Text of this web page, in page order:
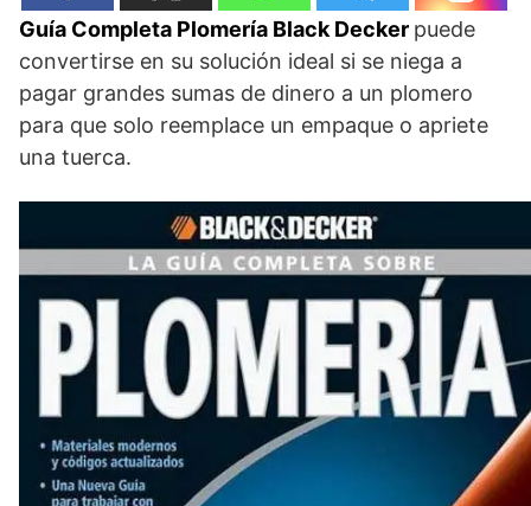
Guía Completa Plomería Black Decker puede
convertirse en su solución ideal si se niega a
pagar grandes sumas de dinero a un plomero
para que solo reemplace un empaque o apriete
una tuerca.